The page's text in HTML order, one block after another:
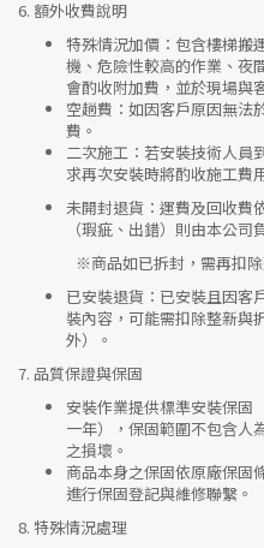
6. 額外收費說明
特殊情況加價 ：包含樓梯
機、危險性較高的作業、夜
會酌收附加費，並於現場與
空趟費 ：如因客戶原因無
費。
二次施工 ：若安裝技術人
求再次安裝時將酌收施工費
未開封退貨 ：運費及回收費
（瑕疵、出錯）則由本公司
※商品如已拆封，需再扣
已安裝退貨 ：已安裝且因客
裝內容，可能需扣除整新與
外）。
7. 品質保證與保固
安裝作業提供標準安裝保固
一年），保固範圍不包含人
之損壞。
商品本身之保固依原廠保固
進行保固登記與維修聯繫。
8. 特殊情況處理